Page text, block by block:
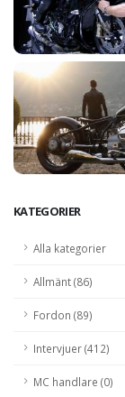
KATEGORIER
Alla kategorier
Allmänt (86)
Fordon (89)
Intervjuer (412)
MC handlare (0)